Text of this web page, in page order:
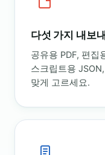
다섯 가지 내보
공유용 PDF, 편집
스크립트용
맞게 고르세요.